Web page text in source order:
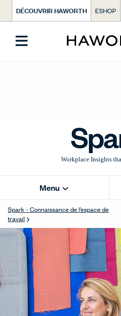
DÉCOUVRIR HAWORTH ESHOP
Menu
Spark - Connaissance de l’espace de
travail